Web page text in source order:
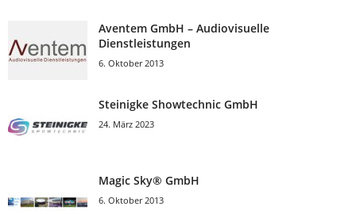
Aventem GmbH – Audiovisuelle
Dienstleistungen
6. Oktober 2013
Steinigke Showtechnic GmbH
24. März 2023
Magic Sky® GmbH
6. Oktober 2013